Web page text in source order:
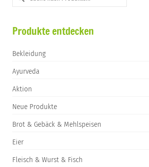
nach:
Produkte entdecken
Bekleidung
Ayurveda
Aktion
Neue Produkte
Brot & Gebäck & Mehlspeisen
Eier
Fleisch & Wurst & Fisch